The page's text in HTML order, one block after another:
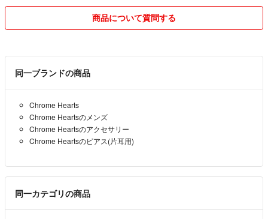
商品について質問する
同一ブランドの商品
Chrome Hearts
Chrome Heartsのメンズ
Chrome Heartsのアクセサリー
Chrome Heartsのピアス(片耳用)
同一カテゴリの商品